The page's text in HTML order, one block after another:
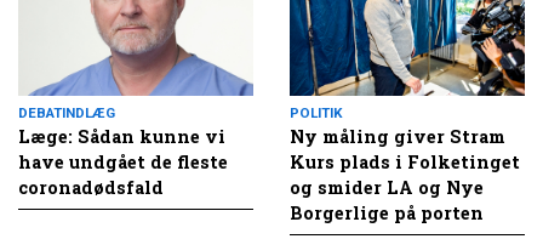
DEBATINDLÆG
Læge: Sådan kunne vi
have undgået de fleste
coronadødsfald
POLITIK
Ny måling giver Stram
Kurs plads i Folketinget
og smider LA og Nye
Borgerlige på porten